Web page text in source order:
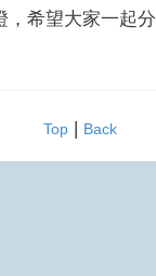
希望大家一起
Top| Back